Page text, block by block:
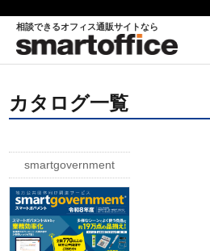
相談できるオフィス通販サイトなら
カタログ一覧
smartgovernment